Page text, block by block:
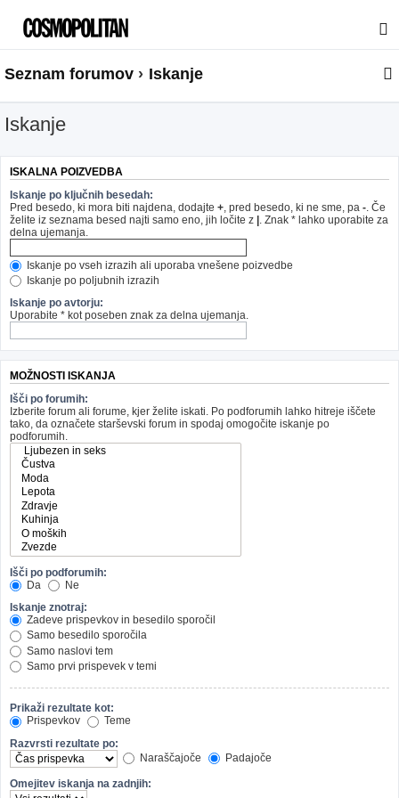
Seznam forumov Iskanje
Iskanje
ISKALNA POIZVEDBA
Iskanje po ključnih besedah:
Pred besedo, ki mora biti najdena, dodajte + , pred besedo, ki ne sme, pa - . Če
želite iz seznama besed najti samo eno, jih ločite z | . Znak * lahko uporabite za
delna ujemanja.
Iskanje po vseh izrazih ali uporaba vnešene poizvedbe
Iskanje po poljubnih izrazih
Iskanje po avtorju:
Uporabite * kot poseben znak za delna ujemanja.
MOŽNOSTI ISKANJA
Išči po forumih:
Izberite forum ali forume, kjer želite iskati. Po podforumih lahko hitreje iščete
tako, da označete starševski forum in spodaj omogočite iskanje po
podforumih.
Išči po podforumih:
Da
Ne
Iskanje znotraj:
Zadeve prispevkov in besedilo sporočil
Samo besedilo sporočila
Samo naslovi tem
Samo prvi prispevek v temi
Prikaži rezultate kot:
Prispevkov
Teme
Razvrsti rezultate po:
Naraščajoče
Padajoče
Omejitev iskanja na zadnjih: